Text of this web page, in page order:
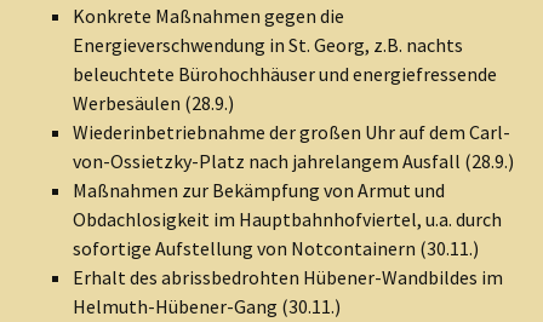
Konkrete Maßnahmen gegen die
Energieverschwendung in St. Georg, z.B. nachts
beleuchtete Bürohochhäuser und energiefressende
Werbesäulen (28.9.)
Wiederinbetriebnahme der großen Uhr auf dem Carl-
von-Ossietzky-Platz nach jahrelangem Ausfall (28.9.)
Maßnahmen zur Bekämpfung von Armut und
Obdachlosigkeit im Hauptbahnhofviertel, u.a. durch
sofortige Aufstellung von Notcontainern (30.11.)
Erhalt des abrissbedrohten Hübener-Wandbildes im
Helmuth-Hübener-Gang (30.11.)